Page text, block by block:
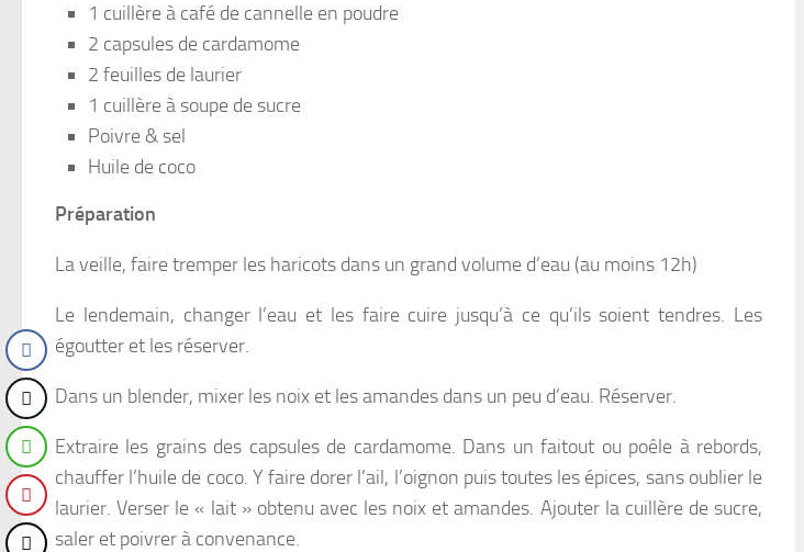
1 cuillère à café de cannelle en poudre
2 capsules de cardamome
2 feuilles de laurier
1 cuillère à soupe de sucre
Poivre & sel
Huile de coco
Préparation
La veille, faire tremper les haricots dans un grand volume d’eau (au moins 12h)
Le lendemain, changer l’eau et les faire cuire jusqu’à ce qu’ils soient tendres. Les
égoutter et les réserver.
Dans un blender, mixer les noix et les amandes dans un peu d’eau. Réserver.
Extraire les grains des capsules de cardamome. Dans un faitout ou poêle à rebords,
chauffer l’huile de coco. Y faire dorer l’ail, l’oignon puis toutes les épices, sans oublier le
laurier. Verser le « lait » obtenu avec les noix et amandes. Ajouter la cuillère de sucre,
saler et poivrer à convenance.